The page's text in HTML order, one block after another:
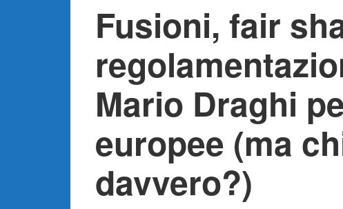
Fusioni, fair
Mario Draghi
europee (ma
davvero?)